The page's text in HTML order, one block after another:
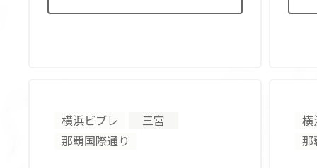
横浜ビブレ
三宮
那覇国際通り
横
那